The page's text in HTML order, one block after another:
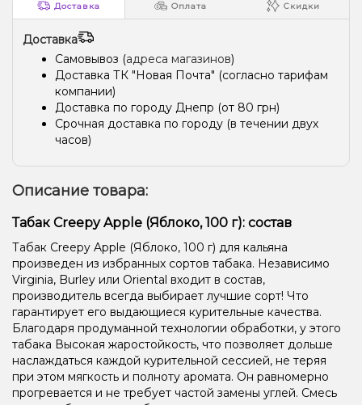
Доставка Оплата Скидки
Доставка
Самовывоз (адреса магазинов)
Доставка ТК "Новая Почта" (согласно тарифам
компании)
Доставка по городу Днепр (от 80 грн)
Срочная доставка по городу (в течении двух
часов)
Описание товара:
Табак Creepy Apple (Яблоко, 100 г): состав
Табак Creepy Apple (Яблоко, 100 г) для кальяна
произведен из избранных сортов табака. Независимо
Virginia, Burley или Oriental входит в состав,
производитель всегда выбирает лучшие сорт! Что
гарантирует его выдающиеся курительные качества.
Благодаря продуманной технологии обработки, у этого
табака Высокая жаростойкость, что позволяет дольше
наслаждаться каждой курительной сессией, не теряя
при этом мягкость и полноту аромата. Он равномерно
прогревается и не требует частой замены углей. Смесь